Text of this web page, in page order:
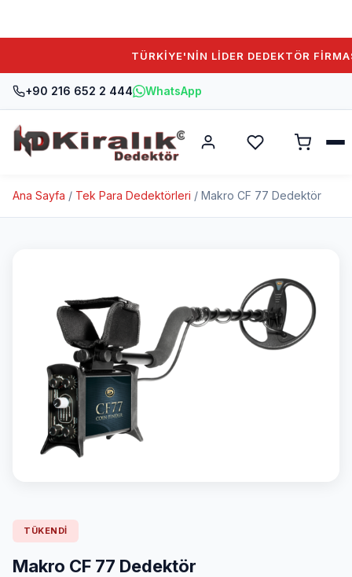
TÜRKİYE'NİN LİDER DEDEKTÖR
+90 216 652 2 444 WhatsApp
Ana Sayfa / Tek Para Dedektörleri / Makro CF 77 Dedektör
TÜKENDI
Makro CF 77 Dedektör